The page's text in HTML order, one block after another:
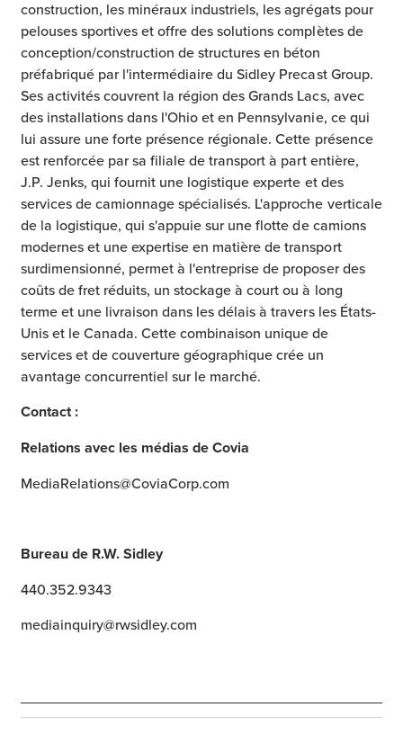
construction, les minéraux industriels, les agrégats pour
pelouses sportives et offre des solutions complètes de
conception/construction de structures en béton
préfabriqué par l'intermédiaire du Sidley Precast Group.
Ses activités couvrent la région des Grands Lacs, avec
des installations dans l'Ohio et en Pennsylvanie, ce qui
lui assure une forte présence régionale. Cette présence
est renforcée par sa filiale de transport à part entière,
J.P. Jenks, qui fournit une logistique experte et des
services de camionnage spécialisés. L'approche verticale
de la logistique, qui s'appuie sur une flotte de camions
modernes et une expertise en matière de transport
surdimensionné, permet à l'entreprise de proposer des
coûts de fret réduits, un stockage à court ou à long
terme et une livraison dans les délais à travers les États-
Unis et le Canada. Cette combinaison unique de
services et de couverture géographique crée un
avantage concurrentiel sur le marché.
Contact :
Relations avec les médias de Covia
MediaRelations@CoviaCorp.com
Bureau de R.W. Sidley
440.352.9343
mediainquiry@rwsidley.com